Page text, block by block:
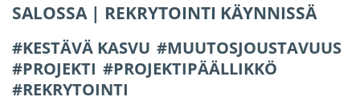
SALOSSA | REKRYTOINTI KÄYNNISSÄ
KESTÄVÄ KASVU
MUUTOSJOUSTAVUUS
PROJEKTI
PROJEKTIPÄÄLLIKKÖ
REKRYTOINTI